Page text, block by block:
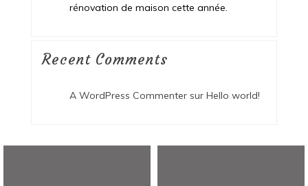
rénovation de maison cette année.
Recent Comments
A WordPress Commentersur Hello world!